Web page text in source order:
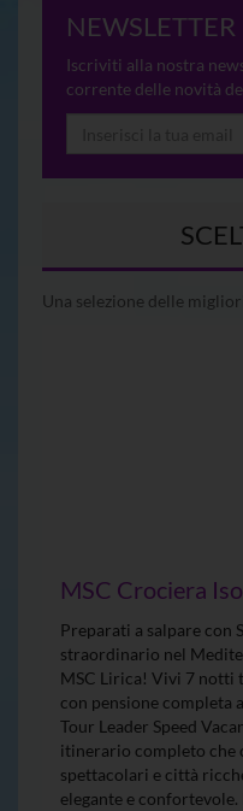
NEWSLETTER
Iscriviti alla nostra
corrente delle novità
Una selezione delle
MSC Crociera
Preparati a salpare con
straordinario nel
MSC Lirica! Vivi 7 notti
con pensione completa
Tour Leader Speed
itinerario completo che
spettacolari e città
elegante e